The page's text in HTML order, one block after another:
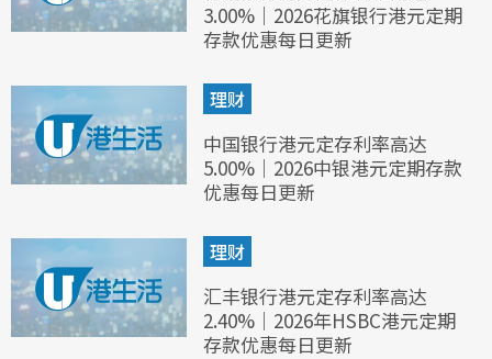
3.00%｜2026花旗银行港元定期
存款优惠每日更新
理财
中国银行港元定存利率高达
5.00%｜2026中银港元定期存款
优惠每日更新
理财
汇丰银行港元定存利率高达
2.40%｜2026年HSBC港元定期
存款优惠每日更新